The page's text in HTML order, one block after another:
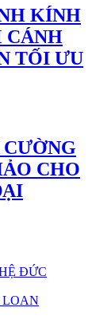
KÍNH
CÁNH
TỐI ƯU
CHO
ĐỨC
LOAN